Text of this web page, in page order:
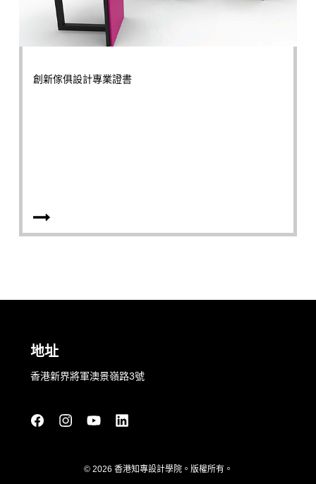
創新傢俱設計專業證書
地址
香港新界將軍澳景嶺路3號
© 2026 香港知專設計學院。版權所有。